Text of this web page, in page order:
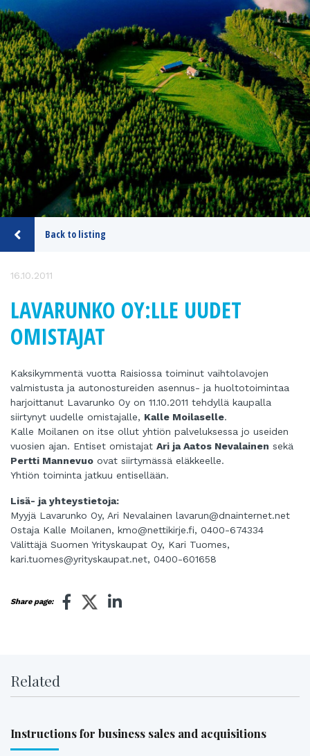
Back to listing
16.10.2011
LAVARUNKO OY:LLE UUDET
OMISTAJAT
Kaksikymmentä vuotta Raisiossa toiminut vaihtolavojen
valmistusta ja autonostureiden asennus- ja huoltotoimintaa
harjoittanut Lavarunko Oy on 11.10.2011 tehdyllä kaupalla
siirtynyt uudelle omistajalle, Kalle Moilaselle.
Kalle Moilanen on itse ollut yhtiön palveluksessa jo useiden
vuosien ajan. Entiset omistajat Ari ja Aatos Nevalainen sekä
Pertti Mannevuo ovat siirtymässä eläkkeelle.
Yhtiön toiminta jatkuu entisellään.
Lisä- ja yhteystietoja:
Myyjä Lavarunko Oy, Ari Nevalainen lavarun@dnainternet.net
Ostaja Kalle Moilanen, kmo@nettikirje.fi, 0400-674334
Välittäjä Suomen Yrityskaupat Oy, Kari Tuomes,
kari.tuomes@yrityskaupat.net, 0400-601658
Share page:
Related
Instructions for business sales and acquisitions